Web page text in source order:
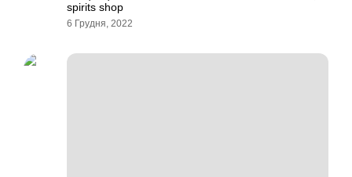
spirits shop
6 Грудня, 2022